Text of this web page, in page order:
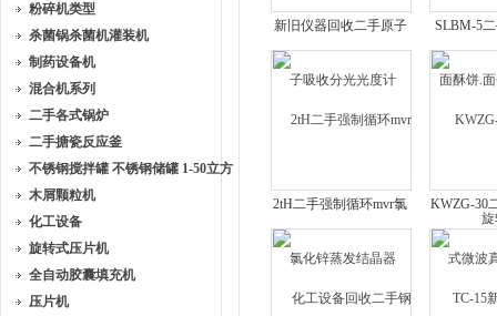
粉碎机类型
杀菌锅杀菌机灌装机
制药设备机
混合机系列
二手各式锅炉
二手搪瓷反应釜
不锈钢搅拌罐 不锈钢储罐 1-50立方
木屑颗粒机
化工设备
旋转式压片机
全自动胶囊填充机
压片机
新旧仪器回收二手原子
吸收分光光度计
SLBM-5
酥饼.面包
2tH二手强制循环mvr氯
化锌蒸发结晶器
KWZG-30
波真